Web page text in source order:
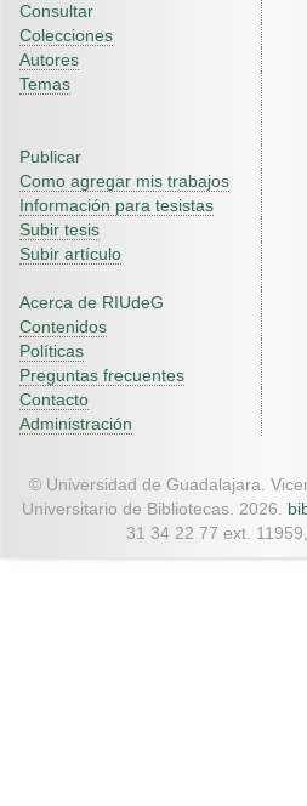
Consultar
Colecciones
Autores
Temas
Publicar
Como agregar mis trabajos
Información para tesistas
Subir tesis
Subir artículo
Acerca de RIUdeG
Contenidos
Políticas
Preguntas frecuentes
Contacto
Administración
© Universidad de Guadalajara.
Universitario de Bibliotecas. 2026.
31 34 22 77 ext.